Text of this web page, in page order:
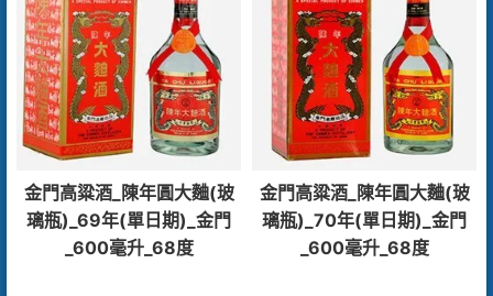
金門高粱酒_陳年圓大麯(玻
璃瓶)_69年(單日期)_金門
_600毫升_68度
金門高粱酒_陳年圓大麯(玻
璃瓶)_70年(單日期)_金門
_600毫升_68度